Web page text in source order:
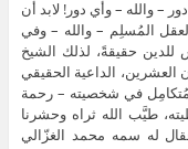
– والله – وأي دور! لابد أن
المُسلِم – والله – وفي
للدين حقيقةً، لذلك الشيخ
الداعية الحقيقي
في شخصيته – رحمة
طيَّب الله ثراه وحشرنا
له سمه محمد الغزّالي